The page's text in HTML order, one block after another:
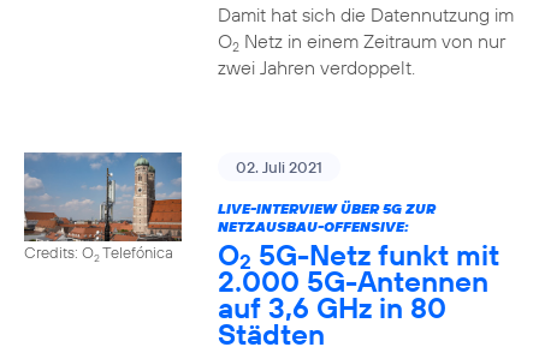
Damit hat sich die Datennutzung im
O2Netz in einem Zeitraum von nur
zwei Jahren verdoppelt.
Credits: O2Telefónica
02. Juli 2021
LIVE-INTERVIEW ÜBER 5G ZUR
NETZAUSBAU-OFFENSIVE:
O2 5G-Netz funkt mit
2.000 5G-Antennen
auf 3,6 GHz in 80
Städten